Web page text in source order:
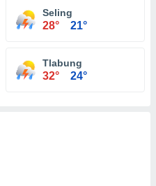
Seling
28° 21°
Tlabung
32° 24°